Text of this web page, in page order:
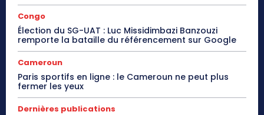
Congo
Élection du SG-UAT : Luc Missidimbazi Banzouzi
remporte la bataille du référencement sur Google
Cameroun
Paris sportifs en ligne : le Cameroun ne peut plus
fermer les yeux
Dernières publications